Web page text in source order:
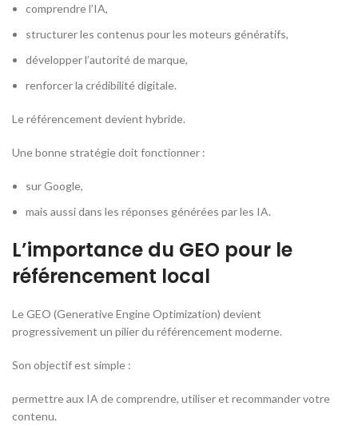
comprendre l’IA,
structurer les contenus pour les moteurs génératifs,
développer l’autorité de marque,
renforcer la crédibilité digitale.
Le référencement devient hybride.
Une bonne stratégie doit fonctionner :
sur Google,
mais aussi dans les réponses générées par les IA.
L’importance du GEO pour le
référencement local
Le GEO (Generative Engine Optimization) devient
progressivement un pilier du référencement moderne.
Son objectif est simple :
permettre aux IA de comprendre, utiliser et recommander votre
contenu.